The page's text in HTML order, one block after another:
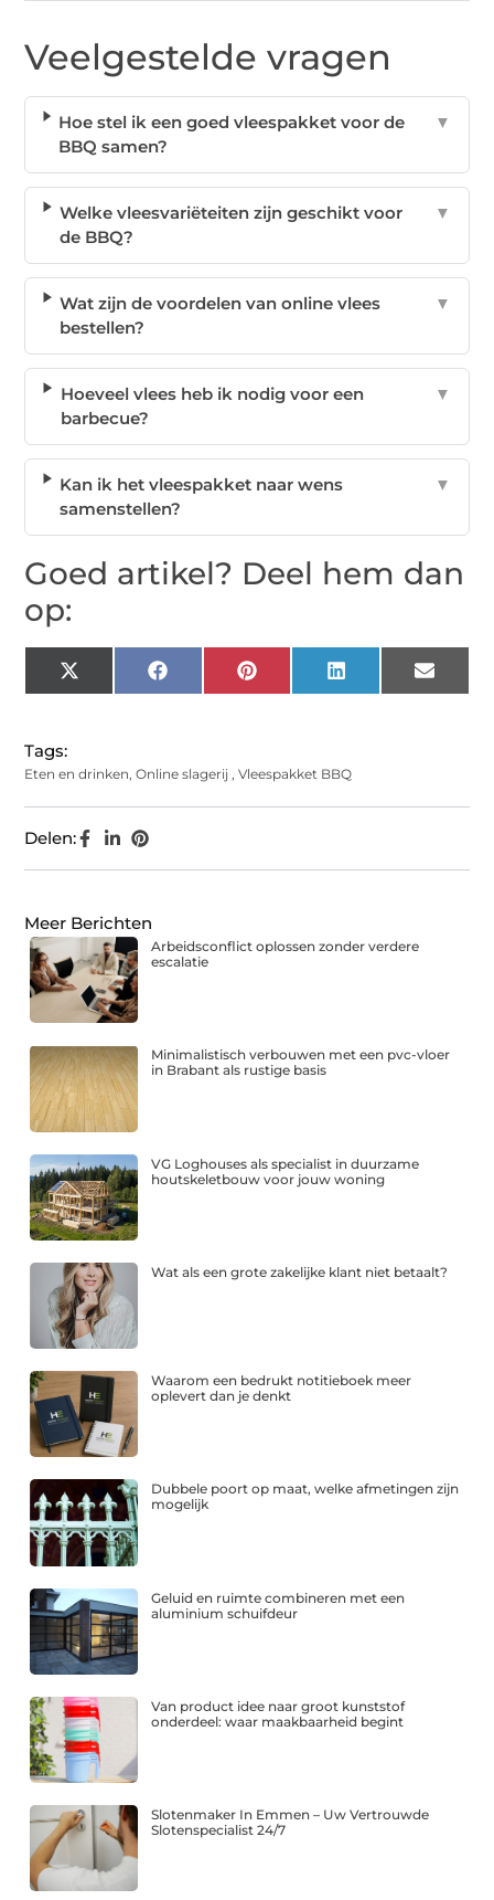
Veelgestelde vragen
Hoe stel ik een goed vleespakket voor de
BBQ samen?
▼
Welke vleesvariëteiten zijn geschikt voor
de BBQ?
▼
Wat zijn de voordelen van online vlees
bestellen?
▼
Hoeveel vlees heb ik nodig voor een
barbecue?
▼
Kan ik het vleespakket naar wens
samenstellen?
▼
Goed artikel? Deel hem dan
op:
X
(Twitter)
Facebook Pinterest LinkedIn Email
Tags:
Eten en drinken,Online slagerij ,Vleespakket BBQ
Delen:
Meer Berichten
Arbeidsconflict oplossen zonder verdere
escalatie
Minimalistisch verbouwen met een pvc-vloer
in Brabant als rustige basis
VG Loghouses als specialist in duurzame
houtskeletbouw voor jouw woning
Wat als een grote zakelijke klant niet betaalt?
Waarom een bedrukt notitieboek meer
oplevert dan je denkt
Dubbele poort op maat, welke afmetingen zijn
mogelijk
Geluid en ruimte combineren met een
aluminium schuifdeur
Van product idee naar groot kunststof
onderdeel: waar maakbaarheid begint
Slotenmaker In Emmen – Uw Vertrouwde
Slotenspecialist 24/7